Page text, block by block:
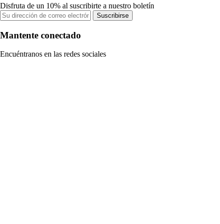
Disfruta de un 10% al suscribirte a nuestro boletín
Suscribirse
Mantente conectado
Encuéntranos en las redes sociales